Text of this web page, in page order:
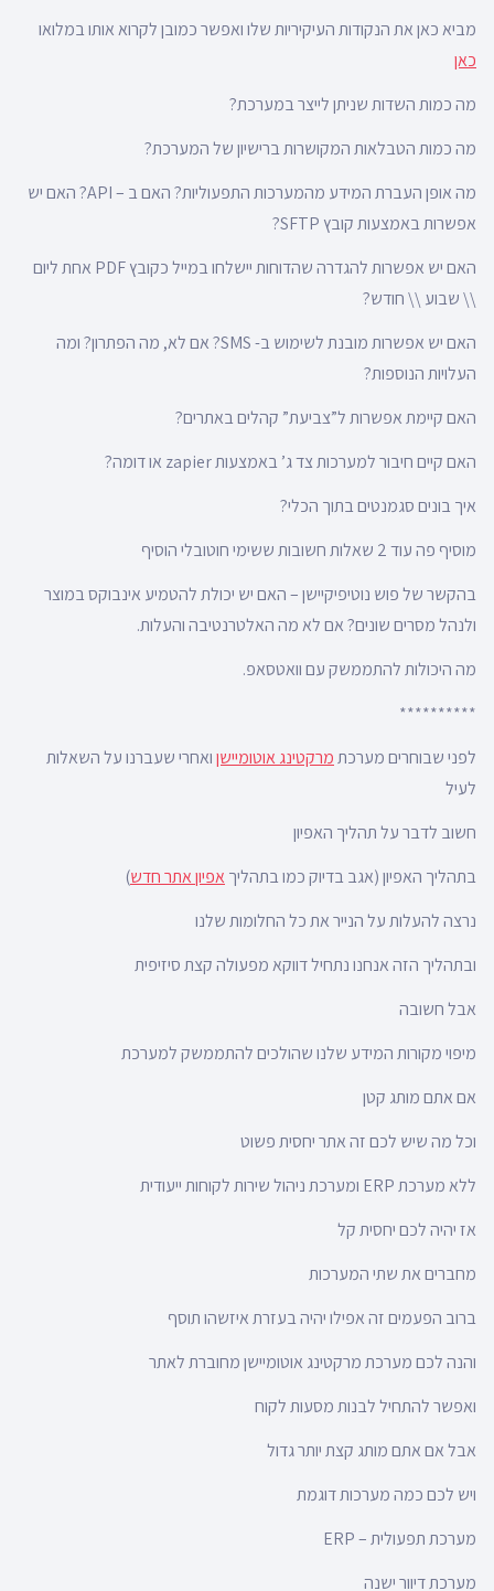
מביא כאן את הנקודות העיקיריות שלו ואפשר כמובן לקרוא אותו במלואו
כאן
מה כמות השדות שניתן לייצר במערכת?
מה כמות הטבלאות המקושרות ברישיון של המערכת?
מה אופן העברת המידע מהמערכות התפעוליות? האם ב – API? האם יש
אפשרות באמצעות קובץ SFTP?
האם יש אפשרות להגדרה שהדוחות יישלחו במייל כקובץ PDF אחת ליום
\\ שבוע \\ חודש?
האם יש אפשרות מובנת לשימוש ב- SMS? אם לא, מה הפתרון? ומה
העלויות הנוספות?
האם קיימת אפשרות ל”צביעת” קהלים באתרים?
האם קיים חיבור למערכות צד ג’ באמצעות zapier או דומה?
איך בונים סגמנטים בתוך הכלי?
מוסיף פה עוד 2 שאלות חשובות ששימי חוטובלי הוסיף
בהקשר של פוש נוטיפיקיישן – האם יש יכולת להטמיע אינבוקס במוצר
ולנהל מסרים שונים? אם לא מה האלטרנטיבה והעלות.
מה היכולות להתממשק עם וואטסאפ.
**********
לפני שבוחרים מערכתמרקטינג אוטומיישןואחרי שעברנו על השאלות
לעיל
חשוב לדבר על תהליך האפיון
בתהליך האפיון (אגב בדיוק כמו בתהליך אפיון אתר חדש)
נרצה להעלות על הנייר את כל החלומות שלנו
ובתהליך הזה אנחנו נתחיל דווקא מפעולה קצת סיזיפית
אבל חשובה
מיפוי מקורות המידע שלנו שהולכים להתממשק למערכת
אם אתם מותג קטן
וכל מה שיש לכם זה אתר יחסית פשוט
ללא מערכת ERP ומערכת ניהול שירות לקוחות ייעודית
אז יהיה לכם יחסית קל
מחברים את שתי המערכות
ברוב הפעמים זה אפילו יהיה בעזרת איזשהו תוסף
והנה לכם מערכת מרקטינג אוטומיישן מחוברת לאתר
ואפשר להתחיל לבנות מסעות לקוח
אבל אם אתם מותג קצת יותר גדול
ויש לכם כמה מערכות דוגמת
מערכת תפעולית – ERP
מערכת דיוור ישנה